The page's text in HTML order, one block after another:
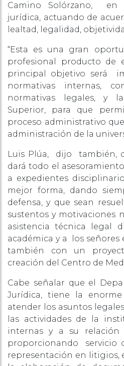
Camino Solórzano, en
jurídica, actuando de
lealtad, legalidad,
“Esta es una gran
profesional producto de
principal objetivo será
normativas internas,
normativas legales, y
Superior, para que
proceso administrativo
administración de la
Luis Plúa, dijo también,
dará todo el
a expedientes
mejor forma, dando
defensa, y que sean
sustentos y motivaciones
asistencia técnica legal
académica y a los
también con un
creación del Centro de
Cabe señalar que el
Jurídica, tiene la
atender los asuntos
las actividades de la
internas y a su relación
proporcionando servicio
representación en litigios,